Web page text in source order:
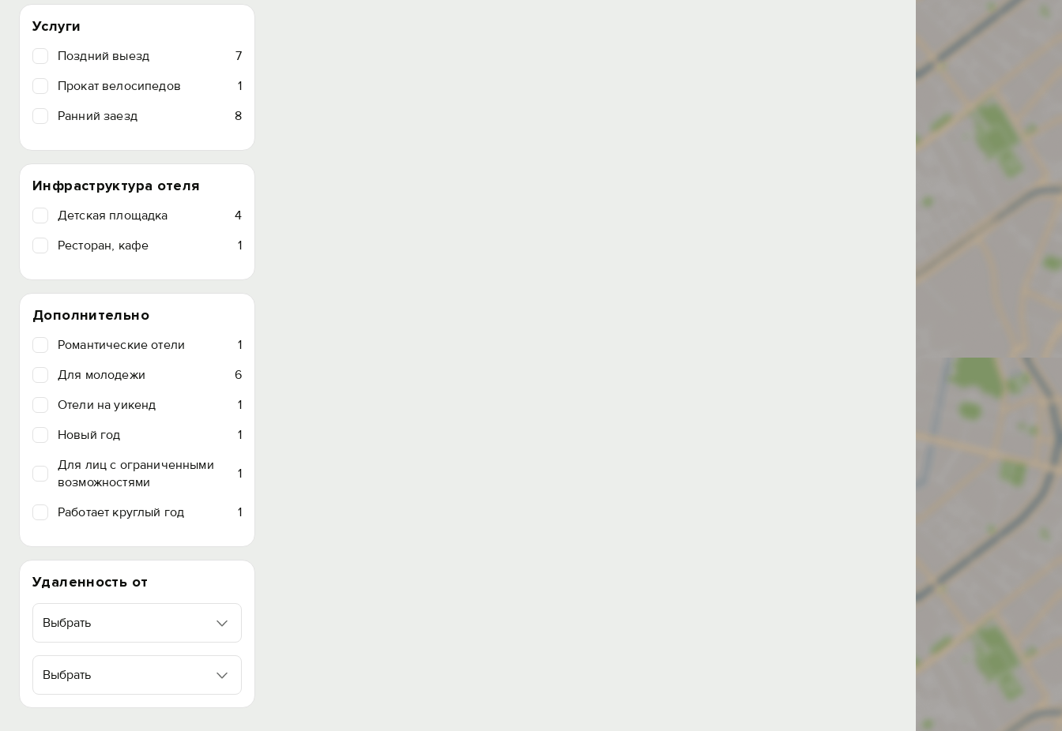
Услуги
Поздний выезд
7
Прокат велосипедов
1
Ранний заезд
8
Инфраструктура отеля
Детская площадка
4
Ресторан, кафе
1
Дополнительно
Романтические отели
1
Для молодежи
6
Отели на уикенд
1
Новый год
1
Для лиц с ограниченными
возможностями
1
Работает круглый год 1
Удаленность от
Выбрать
Выбрать